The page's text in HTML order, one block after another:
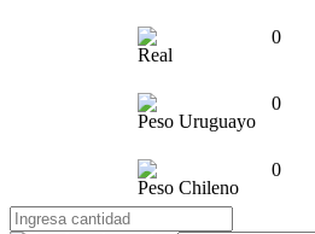
Real
0
Peso Uruguayo
0
Peso Chileno
0